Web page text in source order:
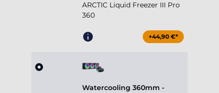
ARCTIC Liquid Freezer III Pro
360
+44,90 €*
Watercooling 360mm -